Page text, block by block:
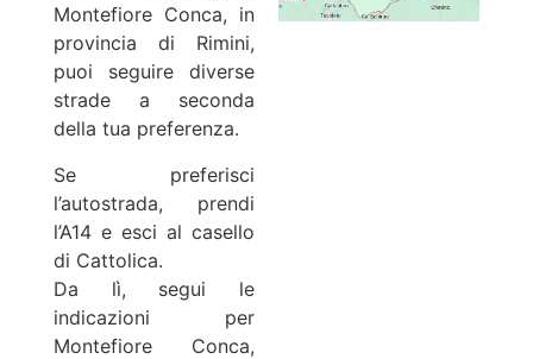
Montefiore Conca, in
provincia di Rimini,
puoi seguire diverse
strade a seconda
della tua preferenza.
Se preferisci
l’autostrada, prendi
l’A14 e esci al casello
di Cattolica.
Da lì, segui le
indicazioni per
Montefiore Conca,